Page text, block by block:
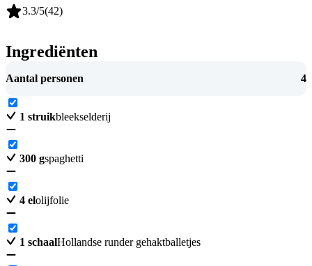
3.3/5(42)
Ingrediënten
Aantal personen 4
1 struikbleekselderij
300 gspaghetti
4 elolijfolie
1 schaalHollandse runder gehaktballetjes